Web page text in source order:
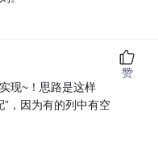
现~！思路是这样
”，因为有的列中有空
赞